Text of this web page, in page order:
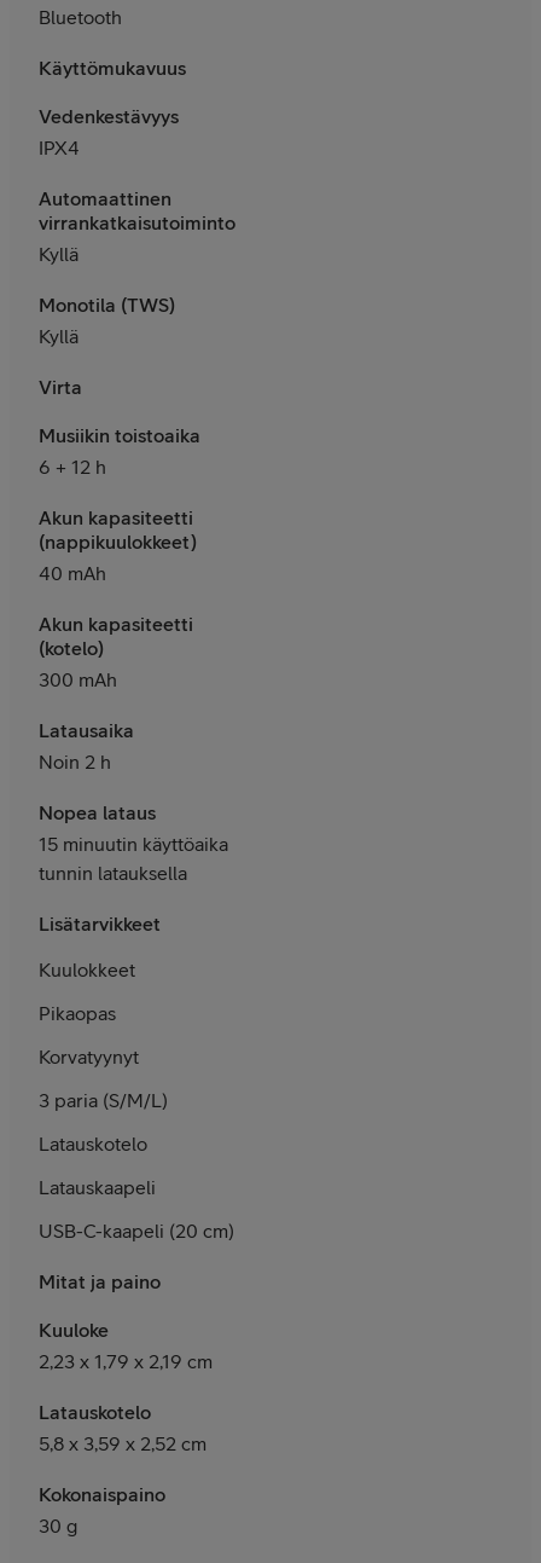
Bluetooth
Käyttömukavuus
Vedenkestävyys
IPX4
Automaattinen
virrankatkaisutoiminto
Kyllä
Monotila (TWS)
Kyllä
Virta
Musiikin toistoaika
6 + 12 h
Akun kapasiteetti
(nappikuulokkeet)
40 mAh
Akun kapasiteetti
(kotelo)
300 mAh
Latausaika
Noin 2 h
Nopea lataus
15 minuutin käyttöaika
tunnin latauksella
Lisätarvikkeet
Kuulokkeet
Pikaopas
Korvatyynyt
3 paria (S/M/L)
Latauskotelo
Latauskaapeli
USB-C-kaapeli (20 cm)
Mitat ja paino
Kuuloke
2,23 x 1,79 x 2,19 cm
Latauskotelo
5,8 x 3,59 x 2,52 cm
Kokonaispaino
30 g